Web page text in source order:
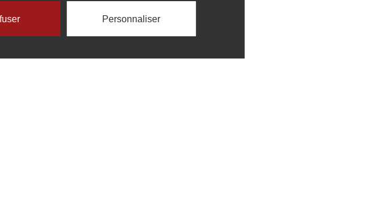
Personnaliser